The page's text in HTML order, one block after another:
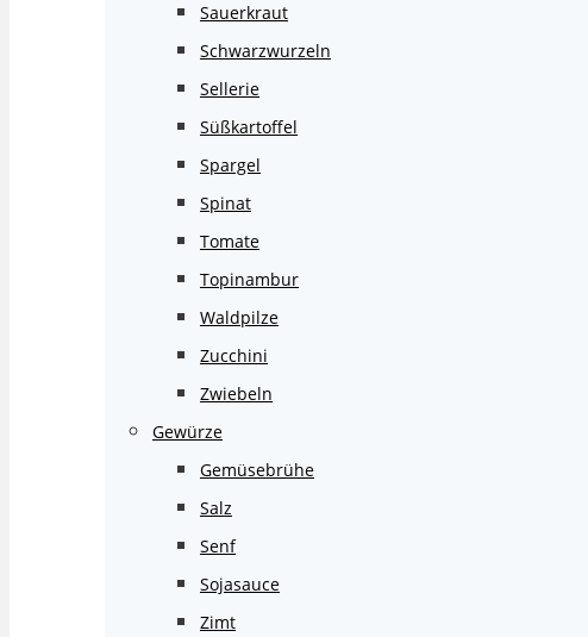
Sauerkraut
Schwarzwurzeln
Sellerie
Süßkartoffel
Spargel
Spinat
Tomate
Topinambur
Waldpilze
Zucchini
Zwiebeln
Gewürze
Gemüsebrühe
Salz
Senf
Sojasauce
Zimt